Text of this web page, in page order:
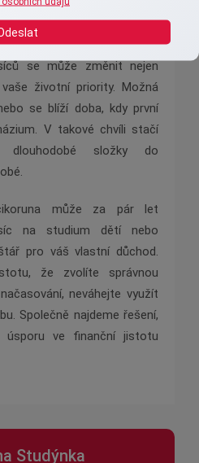
chvilku a zkontrolujte, zda
cíle stále odpovídá realitě.
se může změnit nejen
životní priority. Možná
se blíží doba, kdy první
V takové chvíli stačí
složky do
může za pár let
na studium dětí nebo
pro váš vlastní důchod.
že zvolíte správnou
neváhejte využít
Společně najdeme řešení,
úsporu ve finanční jistotu
Studýnka